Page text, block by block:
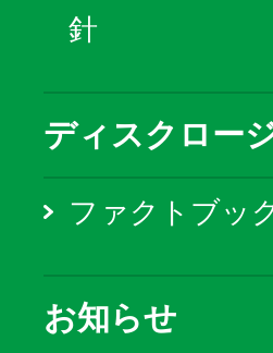
針
ディスクロー
ファクトブッ
お知らせ